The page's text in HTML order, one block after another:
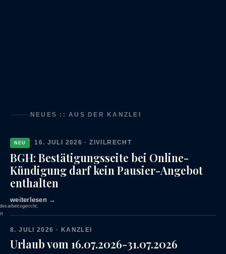
NEUES :: AUS DER KANZLEI
NEU 16. JULI 2026 · ZIVILRECHT
BGH: Bestätigungsseite bei Online-
Kündigung darf kein Pausier-Angebot
enthalten
weiterlesen →
8. JULI 2026 · KANZLEI
Urlaub vom 16.07.2026-31.07.2026